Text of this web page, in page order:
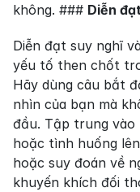
không. ### Diễn
Diễn đạt suy nghĩ
yếu tố then chốt
Hãy dùng câu bắt
nhìn của bạn mà
đầu. Tập trung vào
hoặc tình huống
hoặc suy đoán về
khuyến khích đối